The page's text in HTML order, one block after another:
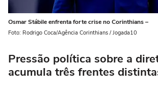
Osmar Stábile enfrenta forte crise no Corinthians –
Foto: Rodrigo Coca/Agência Corinthians / Jogada10
Pressão política sobre a
acumula três frentes